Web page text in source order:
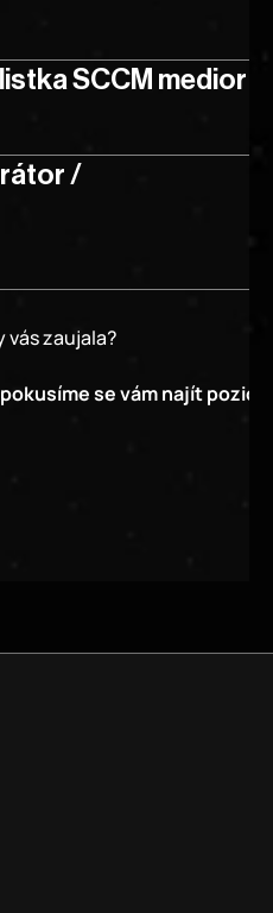
SCCM medior
/
vás zaujala?
se vám najít pozici